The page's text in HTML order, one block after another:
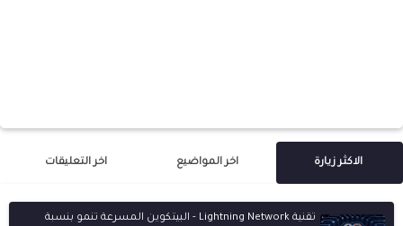
الاكثر زيارة اخر المواضيع اخر التعليقات
تقنية Lightning Network - البيتكوين المسرعة تنمو بنسبة